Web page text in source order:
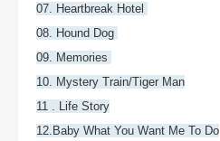
07. Heartbreak Hotel
08. Hound Dog
09. Memories
10. Mystery Train/Tiger Man
11 . Life Story
12.Baby What You Want Me To Do